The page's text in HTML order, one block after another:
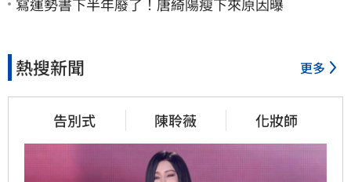
熱搜新聞 更多
告別式 陳聆薇 化妝師